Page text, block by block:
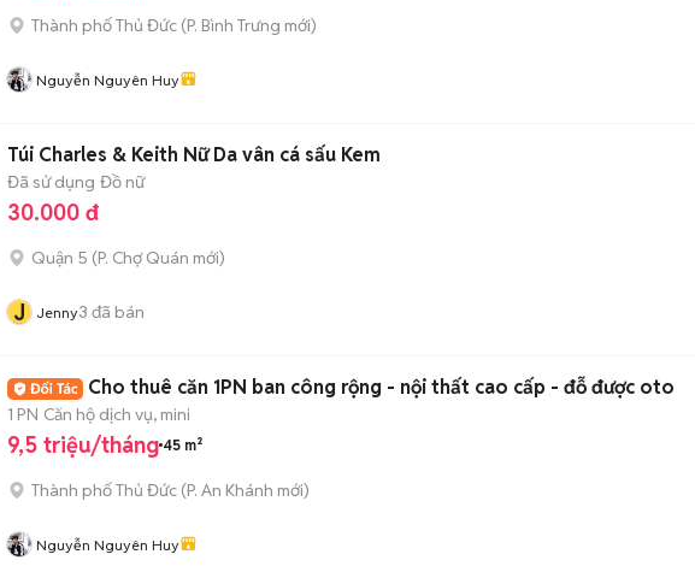
Thành phố Thủ Đức (P. Bình Trưng mới)
Nguyễn Nguyên Huy
Túi Charles & Keith Nữ Da vân cá sấu Kem
Đã sử dụng Đồ nữ
30.000 đ
Quận 5 (P. Chợ Quán mới)
J Jenny3 đã bán
Cho thuê căn 1PN ban công rộng - nội thất cao cấp - đỗ được oto
1 PN Căn hộ dịch vụ, mini
9,5 triệu/tháng 45 m²
Thành phố Thủ Đức (P. An Khánh mới)
Nguyễn Nguyên Huy